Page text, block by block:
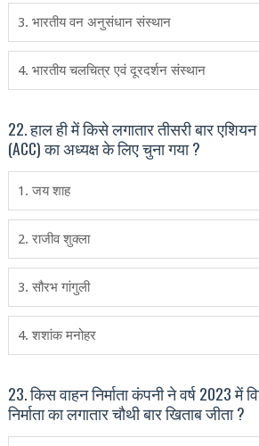
3. भारतीय वन अनुसंधान संस्थान
4. भारतीय च‍लचित्र एवं दूरदर्शन संस्‍थान
22. हाल ही में किसे लगातार तीसरी बार
(ACC) का अध्यक्ष के लिए चुना गया ?
1. जय शाह
2. राजीव शुक्‍ला
3. सौरभ गांगुली
4. शशांक मनोहर
23. किस वाहन निर्माता कंपनी ने वर्ष 2023 में
निर्माता का लगातार चौथी बार खिताब जीता ?